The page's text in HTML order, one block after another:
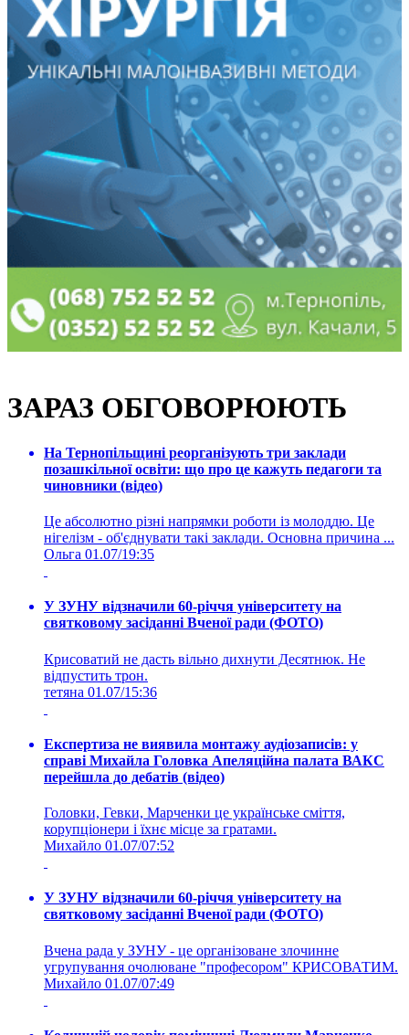
ЗАРАЗ ОБГОВОРЮЮТЬ
На Тернопільщині реорганізують три заклади
позашкільної освіти: що про це кажуть педагоги та
чиновники (відео)
Це абсолютно різні напрямки роботи із молоддю. Це
нігелізм - об'єднувати такі заклади. Основна причина ...
Ольга 01.07/19:35
У ЗУНУ відзначили 60-річчя університету на
святковому засіданні Вченої ради (ФОТО)
Крисоватий не дасть вільно дихнути Десятнюк. Не
відпустить трон.
тетяна 01.07/15:36
Експертиза не виявила монтажу аудіозаписів: у
справі Михайла Головка Апеляційна палата ВАКС
перейшла до дебатів (відео)
Головки, Гевки, Марченки це українське сміття,
корупціонери і їхнє місце за гратами.
Михайло 01.07/07:52
У ЗУНУ відзначили 60-річчя університету на
святковому засіданні Вченої ради (ФОТО)
Вчена рада у ЗУНУ - це організоване злочинне
угрупування очолюване "професором" КРИСОВАТИМ.
Михайло 01.07/07:49